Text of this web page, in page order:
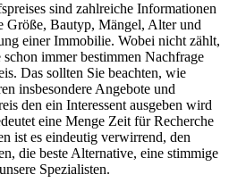
sind zahlreiche Informationen
Größe, Bautyp, Mängel, Alter und
einer Immobilie. Wobei nicht zählt,
immer bestimmen Nachfrage
Das sollten Sie beachten, wie
insbesondere Angebote und
den ein Interessent ausgeben wird
eine Menge Zeit für Recherche
ist es eindeutig verwirrend, den
die beste Alternative, eine stimmige
Spezialisten.